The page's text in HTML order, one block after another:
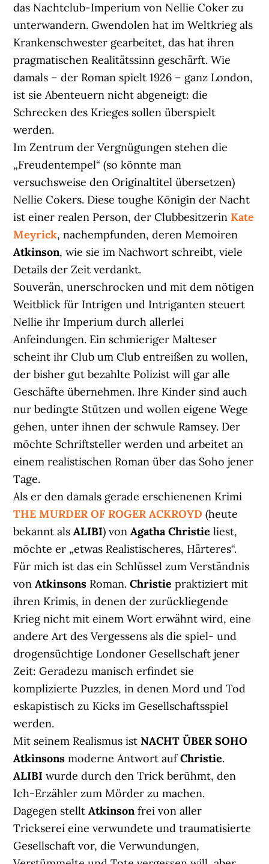
das Nachtclub-Imperium von Nellie Coker zu
unterwandern. Gwendolen hat im Weltkrieg als
Krankenschwester gearbeitet, das hat ihren
pragmatischen Realitätssinn geschärft. Wie
damals – der Roman spielt 1926 – ganz London,
ist sie Abenteuern nicht abgeneigt: die
Schrecken des Krieges sollen überspielt
werden.
Im Zentrum der Vergnügungen stehen die
„Freudentempel“ (so könnte man
versuchsweise den Originaltitel übersetzen)
Nellie Cokers. Diese toughe Königin der Nacht
ist einer realen Person, der Clubbesitzerin Kate
Meyrick, nachempfunden, deren Memoiren
Atkinson, wie sie im Nachwort schreibt, viele
Details der Zeit verdankt.
Souverän, unerschrocken und mit dem nötigen
Weitblick für Intrigen und Intriganten steuert
Nellie ihr Imperium durch allerlei
Anfeindungen. Ein schmieriger Malteser
scheint ihr Club um Club entreißen zu wollen,
der bisher gut bezahlte Polizist will gar alle
Geschäfte übernehmen. Ihre Kinder sind auch
nur bedingte Stützen und wollen eigene Wege
gehen, unter ihnen der schwule Ramsey. Der
möchte Schriftsteller werden und arbeitet an
einem realistischen Roman über das Soho jener
Tage.
Als er den damals gerade erschienenen Krimi
THE MURDER OF ROGER ACKROYD (heute
bekannt alsALIBI) vonAgatha Christie liest,
möchte er „etwas Realistischeres, Härteres“.
Für mich ist das ein Schlüssel zum Verständnis
vonAtkinsons Roman.Christie praktiziert mit
ihren Krimis, in denen der zurückliegende
Krieg nicht mit einem Wort erwähnt wird, eine
andere Art des Vergessens als die spiel- und
drogensüchtige Londoner Gesellschaft jener
Zeit: Geradezu manisch erfindet sie
komplizierte Puzzles, in denen Mord und Tod
eskapistisch zu Kicks im Gesellschaftsspiel
werden.
Mit seinem Realismus istNACHT ÜBER SOHO
Atkinsons moderne Antwort aufChristie.
ALIBI wurde durch den Trick berühmt, den
Ich-Erzähler zum Mörder zu machen.
Dagegen stelltAtkinsonfrei von aller
Trickserei eine verwundete und traumatisierte
Gesellschaft vor, die Verwundungen,